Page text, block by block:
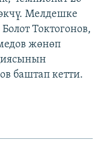
Мелдешке
Токтогонов,
жөнөп
баштап кетти.